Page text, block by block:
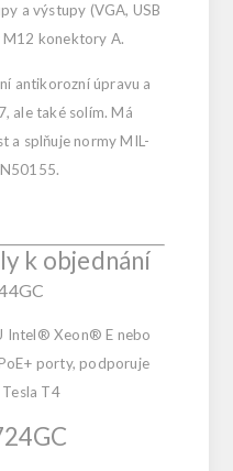
a výstupy (VGA, USB
M12 konektory A.
antikorozní úpravu a
ale také solím. Má
a splňuje normy MIL-
k objednání
Intel® Xeon® E nebo
porty, podporuje
T4